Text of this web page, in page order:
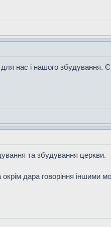
нас і нашого збудування.
та збудування церкви.
дара говоріння іншими